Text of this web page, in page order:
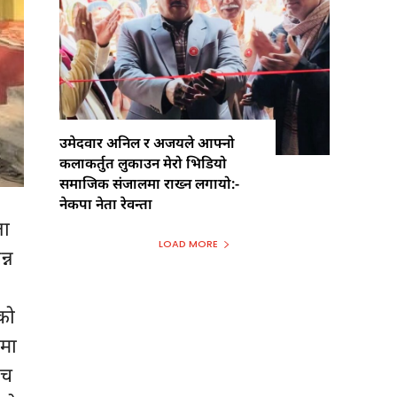
उमेदवार अनिल र अजयले आफ्नो
कलाकर्तुत लुकाउन मेरो भिडियो
समाजिक संजालमा राख्न लगायो:-
नेकपा नेता रेवन्ता
LOAD MORE